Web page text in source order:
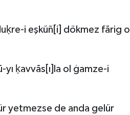
i eşküñ[i] dökmez fārig ol
ḳavvās[ı]la ol ġamze-i
yetmezse de anda gelür